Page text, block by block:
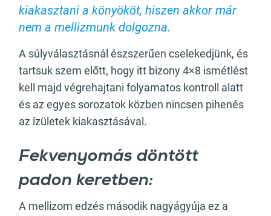
kiakasztani a könyököt, hiszen akkor már
nem a mellizmunk dolgozna.
A súlyválasztásnál észszerűen cselekedjünk, és
tartsuk szem előtt, hogy itt bizony 4×8 ismétlést
kell majd végrehajtani folyamatos kontroll alatt
és az egyes sorozatok közben nincsen pihenés
az ízületek kiakasztásával.
Fekvenyomás döntött
padon keretben:
A mellizom edzés második nagyágyúja ez a